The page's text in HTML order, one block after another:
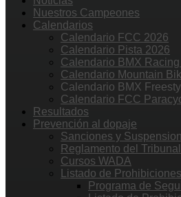
Nuestros Campeones
Calendarios
Calendario FCC 2026
Calendario Pista 2026
Calendario BMX
Calendario Mountain
Calendario BMX
Calendario FCC
Resultados
Prevención al dopaje
Sanciones y
Reglamento del
Cursos WADA
Listado de Prohibiciones
Programa de